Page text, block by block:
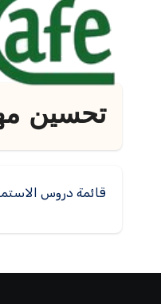
تحسين
قائمة دروس